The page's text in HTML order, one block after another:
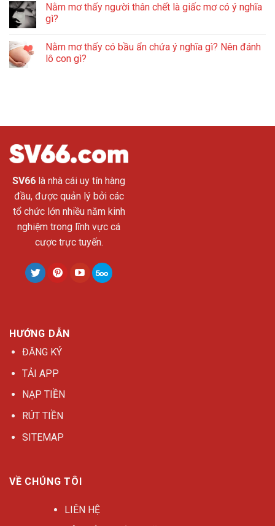
Nằm mơ thấy người thân chết là giấc mơ có ý nghĩa
gì?
Nằm mơ thấy có bầu ẩn chứa ý nghĩa gì? Nên đánh
lô con gì?
SV66 là nhà cái uy tín hàng
đầu, được quản lý bởi các
tổ chức lớn nhiều năm kinh
nghiệm trong lĩnh vực cá
cược trực tuyến.
HƯỚNG DẪN
ĐĂNG KÝ
TẢI APP
NẠP TIỀN
RÚT TIỀN
SITEMAP
VỀ CHÚNG TÔI
LIÊN HỆ